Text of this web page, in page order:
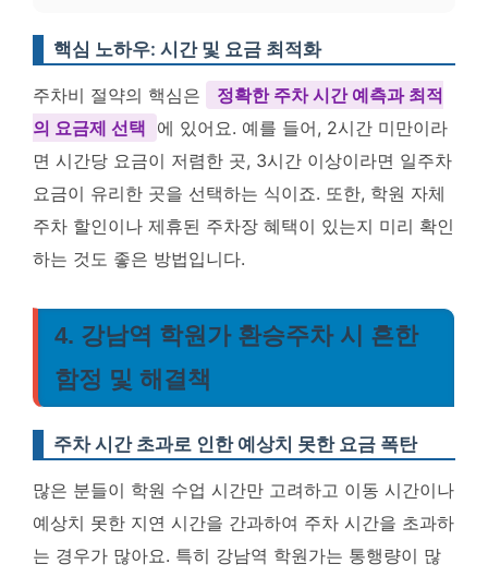
핵심 노하우: 시간 및 요금 최적화
주차비 절약의 핵심은
정확한 주차 시간 예측과 최적
의 요금제 선택
에 있어요. 예를 들어, 2시간 미만이라
면 시간당 요금이 저렴한 곳, 3시간 이상이라면 일주차
요금이 유리한 곳을 선택하는 식이죠. 또한, 학원 자체
주차 할인이나 제휴된 주차장 혜택이 있는지 미리 확인
하는 것도 좋은 방법입니다.
4. 강남역 학원가 환승주차 시 흔한
함정 및 해결책
주차 시간 초과로 인한 예상치 못한 요금 폭탄
많은 분들이 학원 수업 시간만 고려하고 이동 시간이나
예상치 못한 지연 시간을 간과하여 주차 시간을 초과하
는 경우가 많아요. 특히 강남역 학원가는 통행량이 많